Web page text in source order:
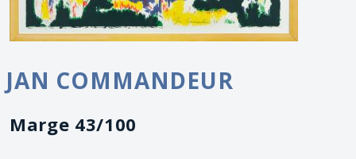
JAN COMMANDEUR
Marge 43/100